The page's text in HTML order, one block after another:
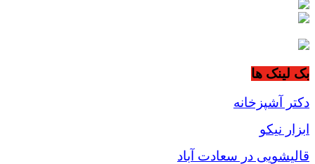
بک لینک ها
دکتر آشپزخانه
ابزار نیکو
قالیشویی در سعادت آباد